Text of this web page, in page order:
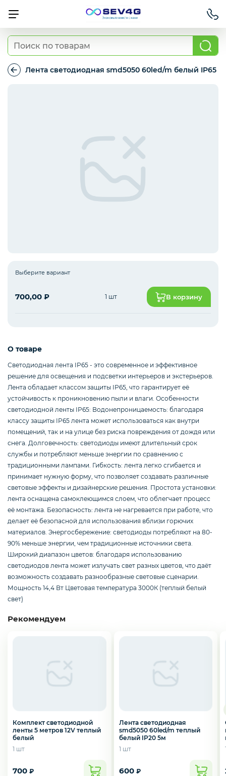
Тарифы
Умный дом
Для Автомобиля
Мобильные аксессуары
Телевизоры
Для бизнеса
Смартфоны / Телефоны
Электроника
Комплектующие ПК
3D
Лента светодиодная smd5050 60led/m белый IP65
Выберите вариант
700,00 ₽ 1 шт В корзину
О товаре
Светодиодная лента IP65 - это современное и эффективное
решение для освещения и подсветки интерьеров и экстерьеров.
Лента обладает классом защиты IP65, что гарантирует её
устойчивость к проникновению пыли и влаги. Особенности
светодиодной ленты IP65: Водонепроницаемость: благодаря
классу защиты IP65 лента может использоваться как внутри
помещений, так и на улице без риска повреждения от дождя или
снега. Долговечность: светодиоды имеют длительный срок
службы и потребляют меньше энергии по сравнению с
традиционными лампами. Гибкость: лента легко сгибается и
принимает нужную форму, что позволяет создавать различные
световые эффекты и дизайнерские решения. Простота установки:
лента оснащена самоклеющимся слоем, что облегчает процесс
её монтажа. Безопасность: лента не нагревается при работе, что
делает её безопасной для использования вблизи горючих
материалов. Энергосбережение: светодиоды потребляют на 80-
90% меньше энергии, чем традиционные источники света.
Широкий диапазон цветов: благодаря использованию
светодиодов лента может излучать свет разных цветов, что даёт
возможность создавать разнообразные световые сценарии.
Мощность 14,4 Вт Цветовая температура 3000К (теплый белый
свет)
Рекомендуем
Комплект светодиодной
ленты 5 метров 12V теплый
белый
1 шт
700 ₽
Лента светодиодная
smd5050 60led/m теплый
белый IP20 5м
1 шт
600 ₽